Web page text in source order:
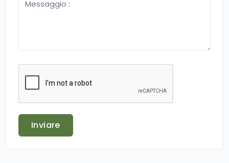
Inviare